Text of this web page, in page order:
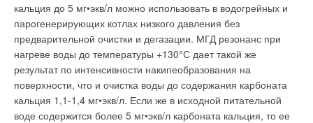
кальция до 5 мг•экв/л можно использовать в водогрейных и
парогенерирующих котлах низкого давления без
предварительной очистки и дегазации. МГД резонанс при
нагреве воды до температуры +130°С дает такой же
результат по интенсивности накипеобразования на
поверхности, что и очистка воды до содержания карбоната
кальция 1,1-1,4 мг•экв/л. Если же в исходной питательной
воде содержится более 5 мг•экв/л карбоната кальция, то ее